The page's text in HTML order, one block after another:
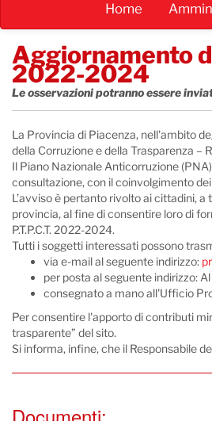
Home
Aggiornamento
2022-2024
Le osservazioni potranno essere
La Provincia di Piacenza, nell'ambito
della Corruzione e della Trasparenza –
Il Piano Nazionale Anticorruzione
consultazione, con il coinvolgimento
L’avviso è pertanto rivolto ai cittadini,
provincia, al fine di consentire loro di
P.T.P.C.T. 2022-2024.
Tutti i soggetti interessati possono
via e-mail al seguente indirizzo:
per posta al seguente indirizzo:
consegnato a mano all'Ufficio
Per consentire l'apporto di contributi
trasparente” del sito.
Si informa, infine, che il Responsabile